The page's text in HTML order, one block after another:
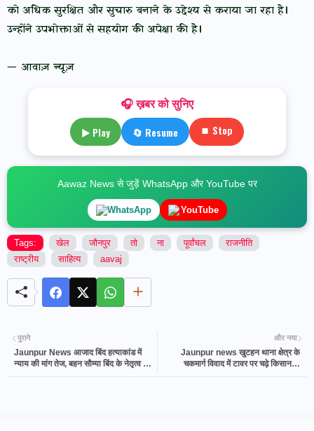
को अधिक सुरक्षित और सुचारु बनाने के उद्देश्य से कराया जा रहा है।
उन्होंने उपभोक्ताओं से सहयोग की अपेक्षा की है।
— आवाज़ न्यूज़
🎧 ख़बर को सुनिए
▶ Play 🔄 Resume ⏹ Stop
Aawaz News से जुड़ें WhatsApp और YouTube पर
WhatsApp YouTube
Tags: खेल जौनपुर तो ना पूर्वांचल
राजनीति
राष्ट्रीय
साहित्य aavaj
और नया
Jaunpur news खुटहन थाना क्षेत्र के
चकमार्ग विवाद में टावर पर चढ़े किसान के
पुराने
Jaunpur News आजाद बिंद हत्याकांड में
न्याय की मांग तेज, बहन सौम्या बिंद के नेतृत्व में